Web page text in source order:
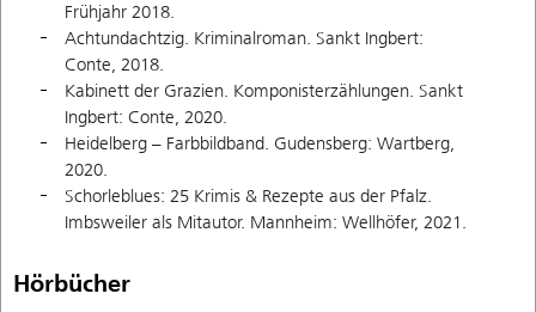
Frühjahr 2018.
Achtundachtzig. Kriminalroman. Sankt Ingbert:
Conte, 2018.
Kabinett der Grazien. Komponisterzählungen. Sankt
Ingbert: Conte, 2020.
Heidelberg – Farbbildband. Gudensberg: Wartberg,
2020.
Schorleblues: 25 Krimis & Rezepte aus der Pfalz.
Imbsweiler als Mitautor. Mannheim: Wellhöfer, 2021.
Hörbücher